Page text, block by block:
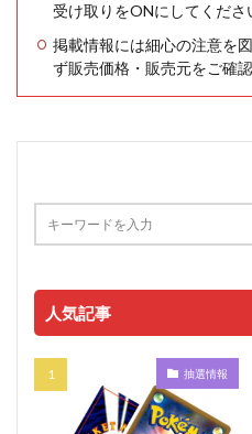
受け取りをONにしてくださ
掲載情報には細心の注意を
ず販売価格・販売元をご確認
人気記事
抽選情報